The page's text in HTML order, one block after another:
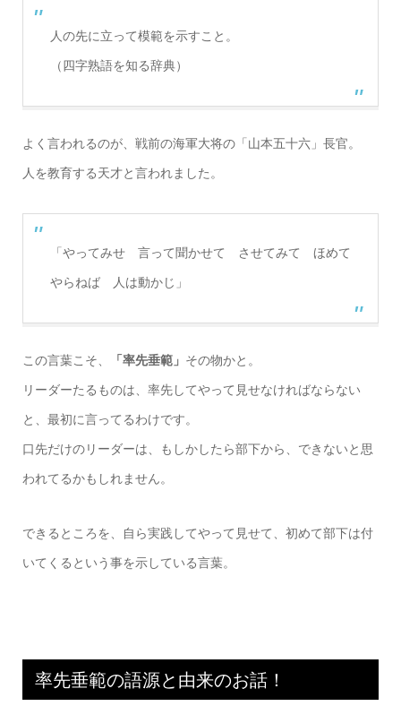
人の先に立って模範を示すこと。
（四字熟語を知る辞典）
よく言われるのが、戦前の海軍大将の「山本五十六」長官。
人を教育する天才と言われました。
「やってみせ 言って聞かせて させてみて ほめて
やらねば 人は動かじ」
この言葉こそ、 「率先垂範」 その物かと。
リーダーたるものは、率先してやって見せなければならない
と、最初に言ってるわけです。
口先だけのリーダーは、もしかしたら部下から、できないと思
われてるかもしれません。
できるところを、自ら実践してやって見せて、初めて部下は付
いてくるという事を示している言葉。
率先垂範の語源と由来のお話！